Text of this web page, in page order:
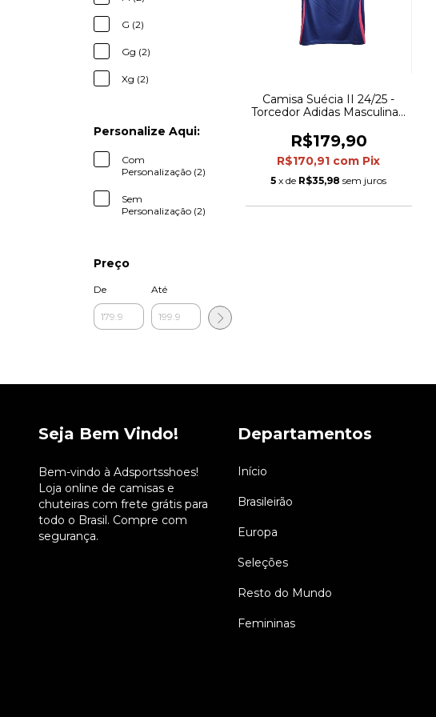
G (2)
Gg (2)
Xg (2)
Personalize Aqui:
Com
Personalização (2)
Sem
Personalização (2)
Preço
De Até
Camisa Suécia II 24/25 -
Torcedor Adidas Masculina -
R$179,90
R$170,91 com Pix
5 x de R$35,98 sem juros
Seja Bem Vindo!
Bem-vindo à Adsportsshoes!
Loja online de camisas e
chuteiras com frete grátis para
todo o Brasil. Compre com
segurança.
Departamentos
Início
Brasileirão
Europa
Seleções
Resto do Mundo
Femininas